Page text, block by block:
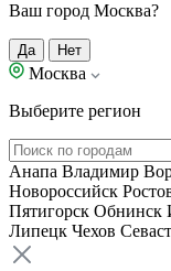
Ваш город Москва?
Да Нет
Москва
Выберите регион
Анапа Владимир
Новороссийск
Пятигорск Обнинск
Липецк Чехов